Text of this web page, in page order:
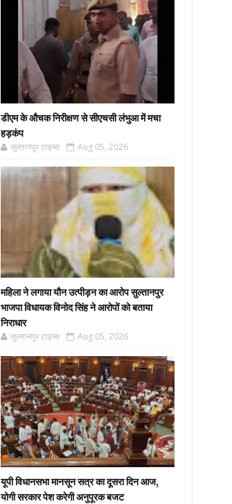
डीएम के औचक निरीक्षण से सीएचसी लंभुआ में मचा
हड़कंप
सुल्तानपुर टाइम्स Aug 05, 2026
महिला ने लगाया यौन उत्पीड़न का आरोप सुल्तानपुर
भाजपा विधायक विनोद सिंह ने आरोपों को बताया
निराधार
सुल्तानपुर टाइम्स Aug 05, 2026
यूपी विधानसभा मानसून सत्र का दूसरा दिन आज,
योगी सरकार पेश करेगी अनुपूरक बजट